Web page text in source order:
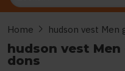
Home chevron_right hudson vest
hudson vest
dons